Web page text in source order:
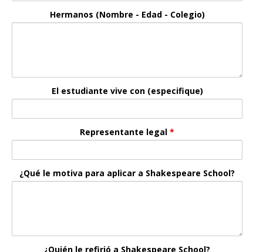
Hermanos (Nombre - Edad - Colegio)
El estudiante vive con (especifique)
Representante legal *
¿Qué le motiva para aplicar a Shakespeare School?
¿Quién le refirió a Shakespeare School?